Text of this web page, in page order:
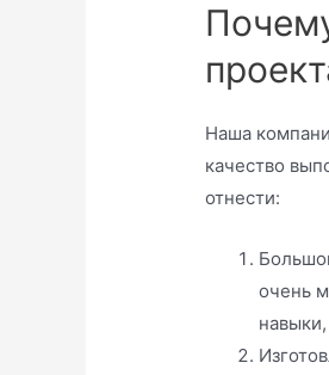
Наша
качество
отнести:
очень